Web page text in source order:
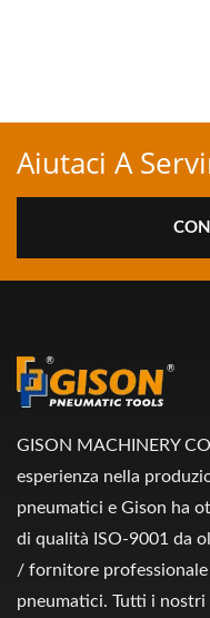
Aiutaci A
GISON MACHINERY
esperienza nella
pneumatici e Gison ha
di qualità ISO-9001 da
/ fornitore
pneumatici. Tutti i